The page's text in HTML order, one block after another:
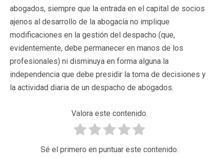
abogados, siempre que la entrada en el capital de socios
ajenos al desarrollo de la abogacía no implique
modificaciones en la gestión del despacho (que,
evidentemente, debe permanecer en manos de los
profesionales) ni disminuya en forma alguna la
independencia que debe presidir la toma de decisiones y
la actividad diaria de un despacho de abogados.
Valora este contenido.
Sé el primero en puntuar este contenido.